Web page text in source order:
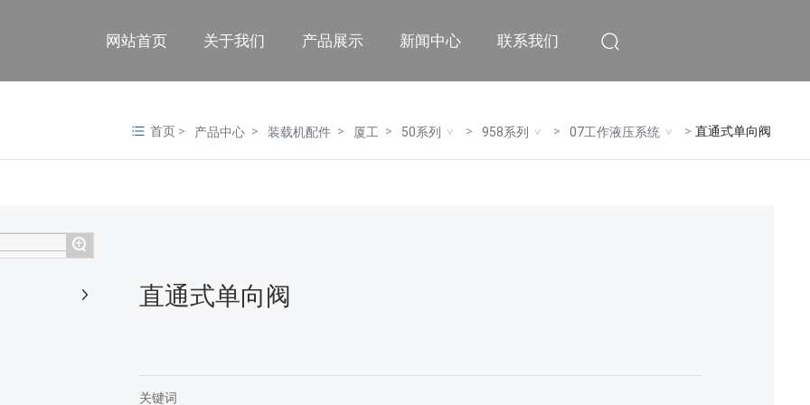
网站首页 关于我们 产品展示 新闻中心 联系我们
首页 产品中心 装载机配件 厦工 50系列 958系列 07工作液压系统 直通式单向阀
+
直通式单向阀
关键词